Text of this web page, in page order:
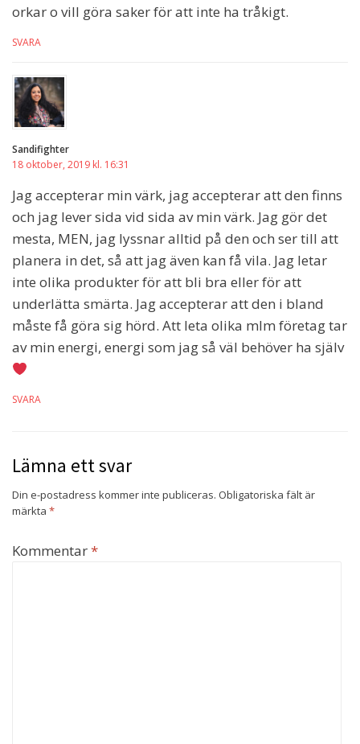
orkar o vill göra saker för att inte ha tråkigt.
SVARA
Sandifighter
18 oktober, 2019 kl. 16:31
Jag accepterar min värk, jag accepterar att den finns
och jag lever sida vid sida av min värk. Jag gör det
mesta, MEN, jag lyssnar alltid på den och ser till att
planera in det, så att jag även kan få vila. Jag letar
inte olika produkter för att bli bra eller för att
underlätta smärta. Jag accepterar att den i bland
måste få göra sig hörd. Att leta olika mlm företag tar
av min energi, energi som jag så väl behöver ha själv
SVARA
Lämna ett svar
Din e-postadress kommer inte publiceras. Obligatoriska fält är
märkta *
Kommentar*